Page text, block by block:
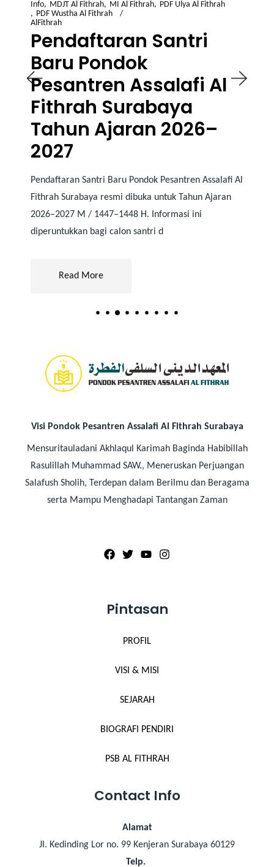
Info MDJT Al Fithrah MI Al Fithrah
PDF Ulya Al Fithrah
PDF Wustha Al Fithrah
AlFithrah
Pendaftaran Santri
Baru Pondok
Pesantren Assalafi Al
Fithrah Surabaya
Tahun Ajaran 2026–
2027
Pendaftaran Santri Baru Pondok Pesantren Assalafi Al
Fithrah Surabaya resmi dibuka untuk Tahun Ajaran
2026–2027 M / 1447–1448 H. Informasi ini
diperuntukkan bagi calon santri d
Read More
Visi Pondok Pesantren Assalafi Al Fithrah Surabaya
Mensuritauladani Akhlaqul Karimah Baginda Habibillah
Rasulillah Muhammad SAW., Meneruskan Perjuangan
Salafush Sholih, Terdepan dalam Berilmu dan Beragama
serta Mampu Menghadapi Tantangan Zaman
Pintasan
PROFIL
VISI & MISI
SEJARAH
BIOGRAFI PENDIRI
PSB AL FITHRAH
Contact Info
Alamat
Jl. Kedinding Lor no. 99 Kenjeran Surabaya 60129
Telp.